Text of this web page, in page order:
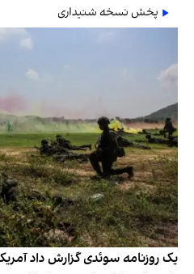
پخش نسخه شنیداری
یک روزنامه سوئدی گزارش داد